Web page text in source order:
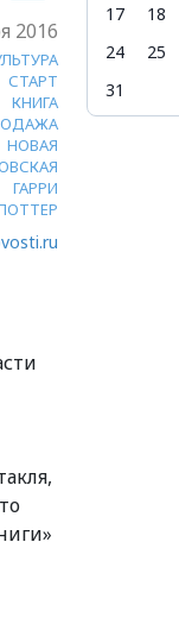
2016
СТАРТ
КНИГА
НОВАЯ
ГАРРИ
17
18
24
25
31